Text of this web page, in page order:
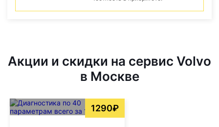
Акции и скидки на сервис Volvo
в Москве
1290₽